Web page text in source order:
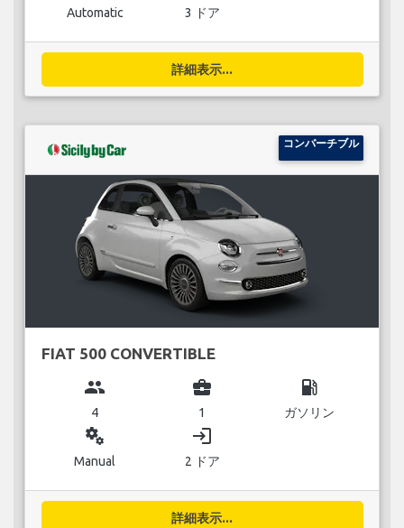
Automatic 3 ドア
詳細表示...
コンバーチブル
FIAT 500 CONVERTIBLE
group
4
business_center
1
local_gas_station
ガソリン
miscellaneous_services
Manual
login
2 ドア
詳細表示...